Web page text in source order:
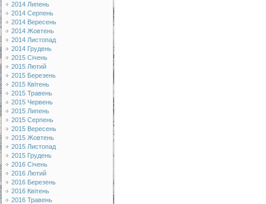
2014 Липень
2014 Серпень
2014 Вересень
2014 Жовтень
2014 Листопад
2014 Грудень
2015 Січень
2015 Лютий
2015 Березень
2015 Квітень
2015 Травень
2015 Червень
2015 Липень
2015 Серпень
2015 Вересень
2015 Жовтень
2015 Листопад
2015 Грудень
2016 Січень
2016 Лютий
2016 Березень
2016 Квітень
2016 Травень